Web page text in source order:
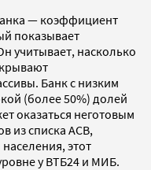
— коэффициент
показывает
учитывает, насколько
Банк с низким
(более 50%) долей
оказаться неготовым
из списка АСВ,
этот
у ВТБ24 и МИБ.